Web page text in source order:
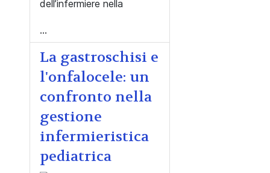
dell’infermiere nella
...
La gastroschisi e
l'onfalocele: un
confronto nella
gestione
infermieristica
pediatrica